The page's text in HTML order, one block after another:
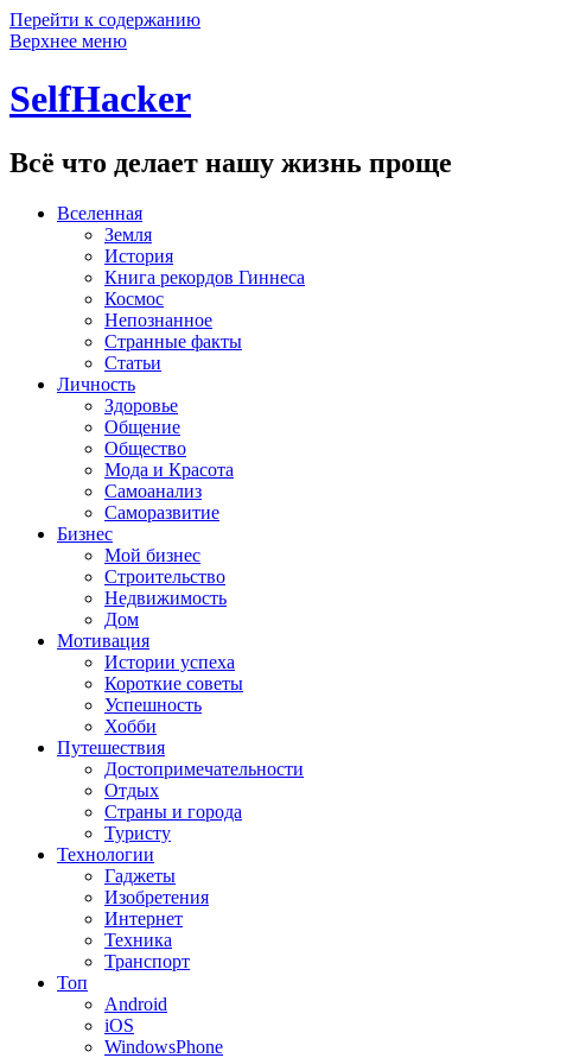
Перейти к содержанию
Верхнее меню
SelfHacker
Всё что делает нашу жизнь проще
Вселенная
Земля
История
Книга рекордов Гиннеса
Космос
Непознанное
Странные факты
Статьи
Личность
Здоровье
Общение
Общество
Мода и Красота
Самоанализ
Саморазвитие
Бизнес
Мой бизнес
Строительство
Недвижимость
Дом
Мотивация
Истории успеха
Короткие советы
Успешность
Хобби
Путешествия
Достопримечательности
Отдых
Страны и города
Туристу
Технологии
Гаджеты
Изобретения
Интернет
Техника
Транспорт
Топ
Android
iOS
WindowsPhone